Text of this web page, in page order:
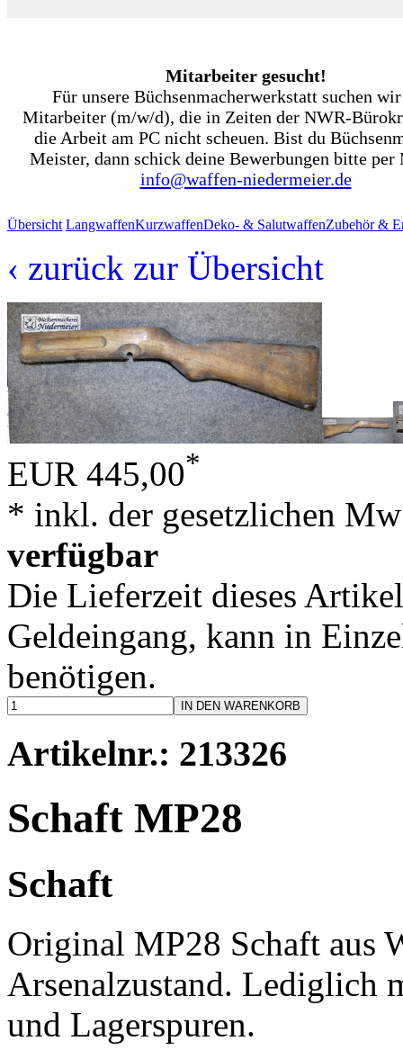
Mitarbeiter gesucht!
Für unsere Büchsenmacherwerkstatt suchen wir
Mitarbeiter (m/w/d), die in Zeiten der NWR-
die Arbeit am PC nicht scheuen. Bist du
Meister, dann schick deine Bewerbungen bitte
info@waffen-niedermeier.de
Übersicht LangwaffenKurzwaffenDeko- & SalutwaffenZubehör &
‹ zurück zur Übersicht
EUR 445,00*
* inkl. der gesetzlichen
verfügbar
Die Lieferzeit dieses
Geldeingang, kann in
benötigen.
IN DEN WARENKORB
Artikelnr.: 213326
Schaft MP28
Schaft
Original MP28 Schaft aus
Arsenalzustand. Lediglich
und Lagerspuren.